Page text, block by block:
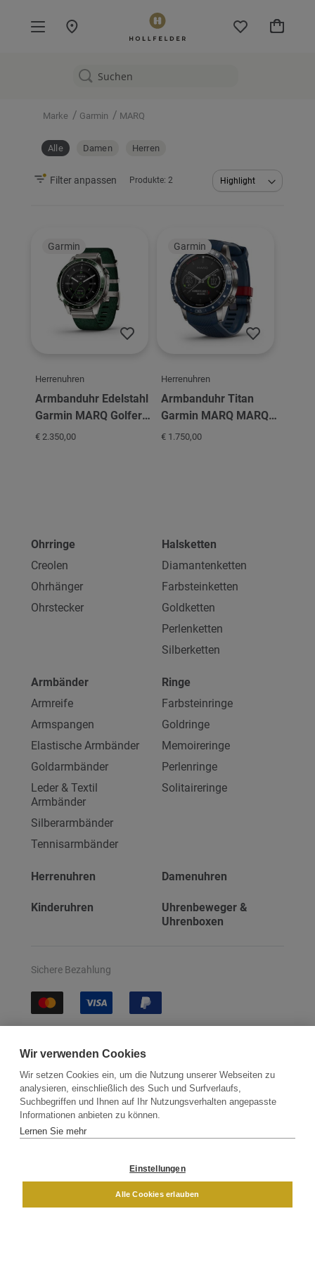
Mein
Marke / Garmin / MARQ
Alle Damen Herren
Produkte: 2
Garmin
Herrenuhren
Armbanduhr Edelstahl
Garmin MARQ Golfer
Gen 2
€ 2.350,00
Garmin
Herrenuhren
Armbanduhr Titan
Garmin MARQ MARQ
Captain American
€ 1.750,00
Filter anpassen
Ohrringe
Creolen
Ohrhänger
Ohrstecker
Halsketten
Diamantenketten
Farbsteinketten
Goldketten
Perlenketten
Silberketten
Armbänder
Armreife
Armspangen
Elastische Armbänder
Goldarmbänder
Leder & Textil
Armbänder
Silberarmbänder
Tennisarmbänder
Ringe
Farbsteinringe
Goldringe
Memoireringe
Perlenringe
Solitaireringe
Herrenuhren Damenuhren
Kinderuhren
Uhrenbeweger &
Uhrenboxen
Sichere Bezahlung
Kontakt Newsletter Partner
Versand
DAMEN
Wir verwenden Cookies
Wir setzen Cookies ein, um die Nutzung unserer Webseiten zu
analysieren, einschließlich des Such und Surfverlaufs,
Suchbegriffen und Ihnen auf Ihr Nutzungsverhalten angepasste
Informationen anbieten zu können.
Lernen Sie mehr
Einstellungen
Alle Cookies erlauben